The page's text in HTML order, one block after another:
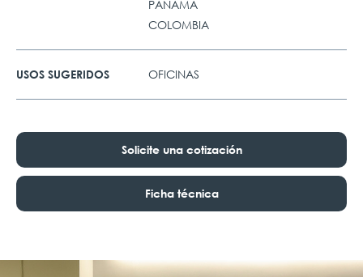
PANAMÁ
COLOMBIA
USOS SUGERIDOS OFICINAS
Solicite una cotización
Ficha técnica